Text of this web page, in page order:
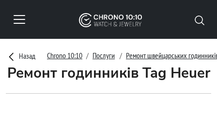
Назад Chrono 10:10 Послуги Ремонт швейцарських
Ремонт годинників Tag Heuer